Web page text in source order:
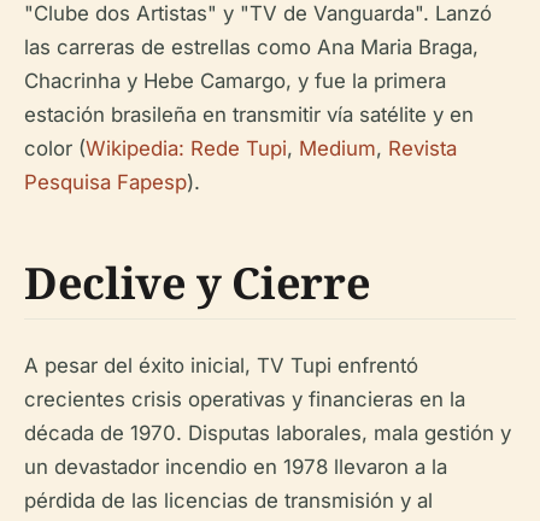
"Clube dos Artistas" y "TV de Vanguarda". Lanzó
las carreras de estrellas como Ana Maria Braga,
Chacrinha y Hebe Camargo, y fue la primera
estación brasileña en transmitir vía satélite y en
color (Wikipedia: Rede Tupi, Medium, Revista
Pesquisa Fapesp).
Declive y Cierre
A pesar del éxito inicial, TV Tupi enfrentó
crecientes crisis operativas y financieras en la
década de 1970. Disputas laborales, mala gestión y
un devastador incendio en 1978 llevaron a la
pérdida de las licencias de transmisión y al